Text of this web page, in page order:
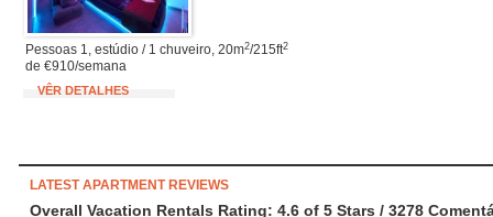
Pessoas 1, estúdio / 1 chuveiro, 20m2/215ft2
de €910/semana
VÊR DETALHES
LATEST APARTMENT REVIEWS
Overall Vacation Rentals Rating: 4.6 of 5 Stars / 3278